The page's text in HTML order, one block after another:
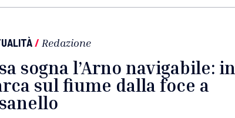
/ Redazione
sogna l’Arno navigabile: in
sul fiume dalla foce a